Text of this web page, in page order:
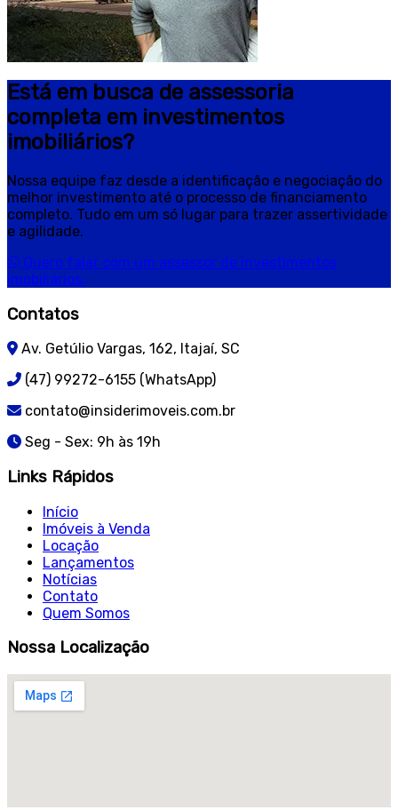
Está em busca de assessoria
completa em investimentos
imobiliários?
Nossa equipe faz desde a identificação e negociação do
melhor investimento até o processo de financiamento
completo. Tudo em um só lugar para trazer assertividade
e agilidade.
Quero falar com um assessor de investimentos
imobiliários.
Contatos
Av. Getúlio Vargas, 162, Itajaí, SC
(47) 99272-6155 (WhatsApp)
contato@insiderimoveis.com.br
Seg - Sex: 9h às 19h
Links Rápidos
Início
Imóveis à Venda
Locação
Lançamentos
Notícias
Contato
Quem Somos
Nossa Localização